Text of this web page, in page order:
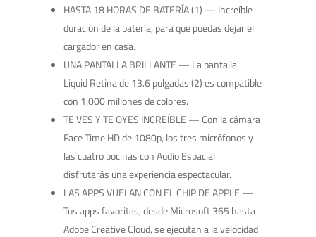
HASTA 18 HORAS DE BATERÍA (1) — Increíble
duración de la batería, para que puedas dejar el
cargador en casa.
UNA PANTALLA BRILLANTE — La pantalla
Liquid Retina de 13.6 pulgadas (2) es compatible
con 1,000 millones de colores.
TE VES Y TE OYES INCREÍBLE — Con la cámara
Face Time HD de 1080p, los tres micrófonos y
las cuatro bocinas con Audio Espacial
disfrutarás una experiencia espectacular.
LAS APPS VUELAN CON EL CHIP DE APPLE —
Tus apps favoritas, desde Microsoft 365 hasta
Adobe Creative Cloud, se ejecutan a la velocidad